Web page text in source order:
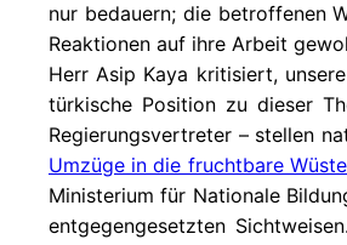
nur bedauern; die betroffenen
Reaktionen auf ihre Arbeit
Herr Asip Kaya kritisiert,
türkische Position zu dieser
Regierungsvertreter – stellen
Umzüge in die fruchtbare
Ministerium für Nationale
entgegengesetzten